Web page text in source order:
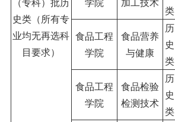
（专科）批历
史类（所有专
业均无再选科
目要求）
学院
加工技术
类
食品工程
学院
食品营养
与健康
历
史
类
食品工程
学院
食品检验
检测技术
历
史
类